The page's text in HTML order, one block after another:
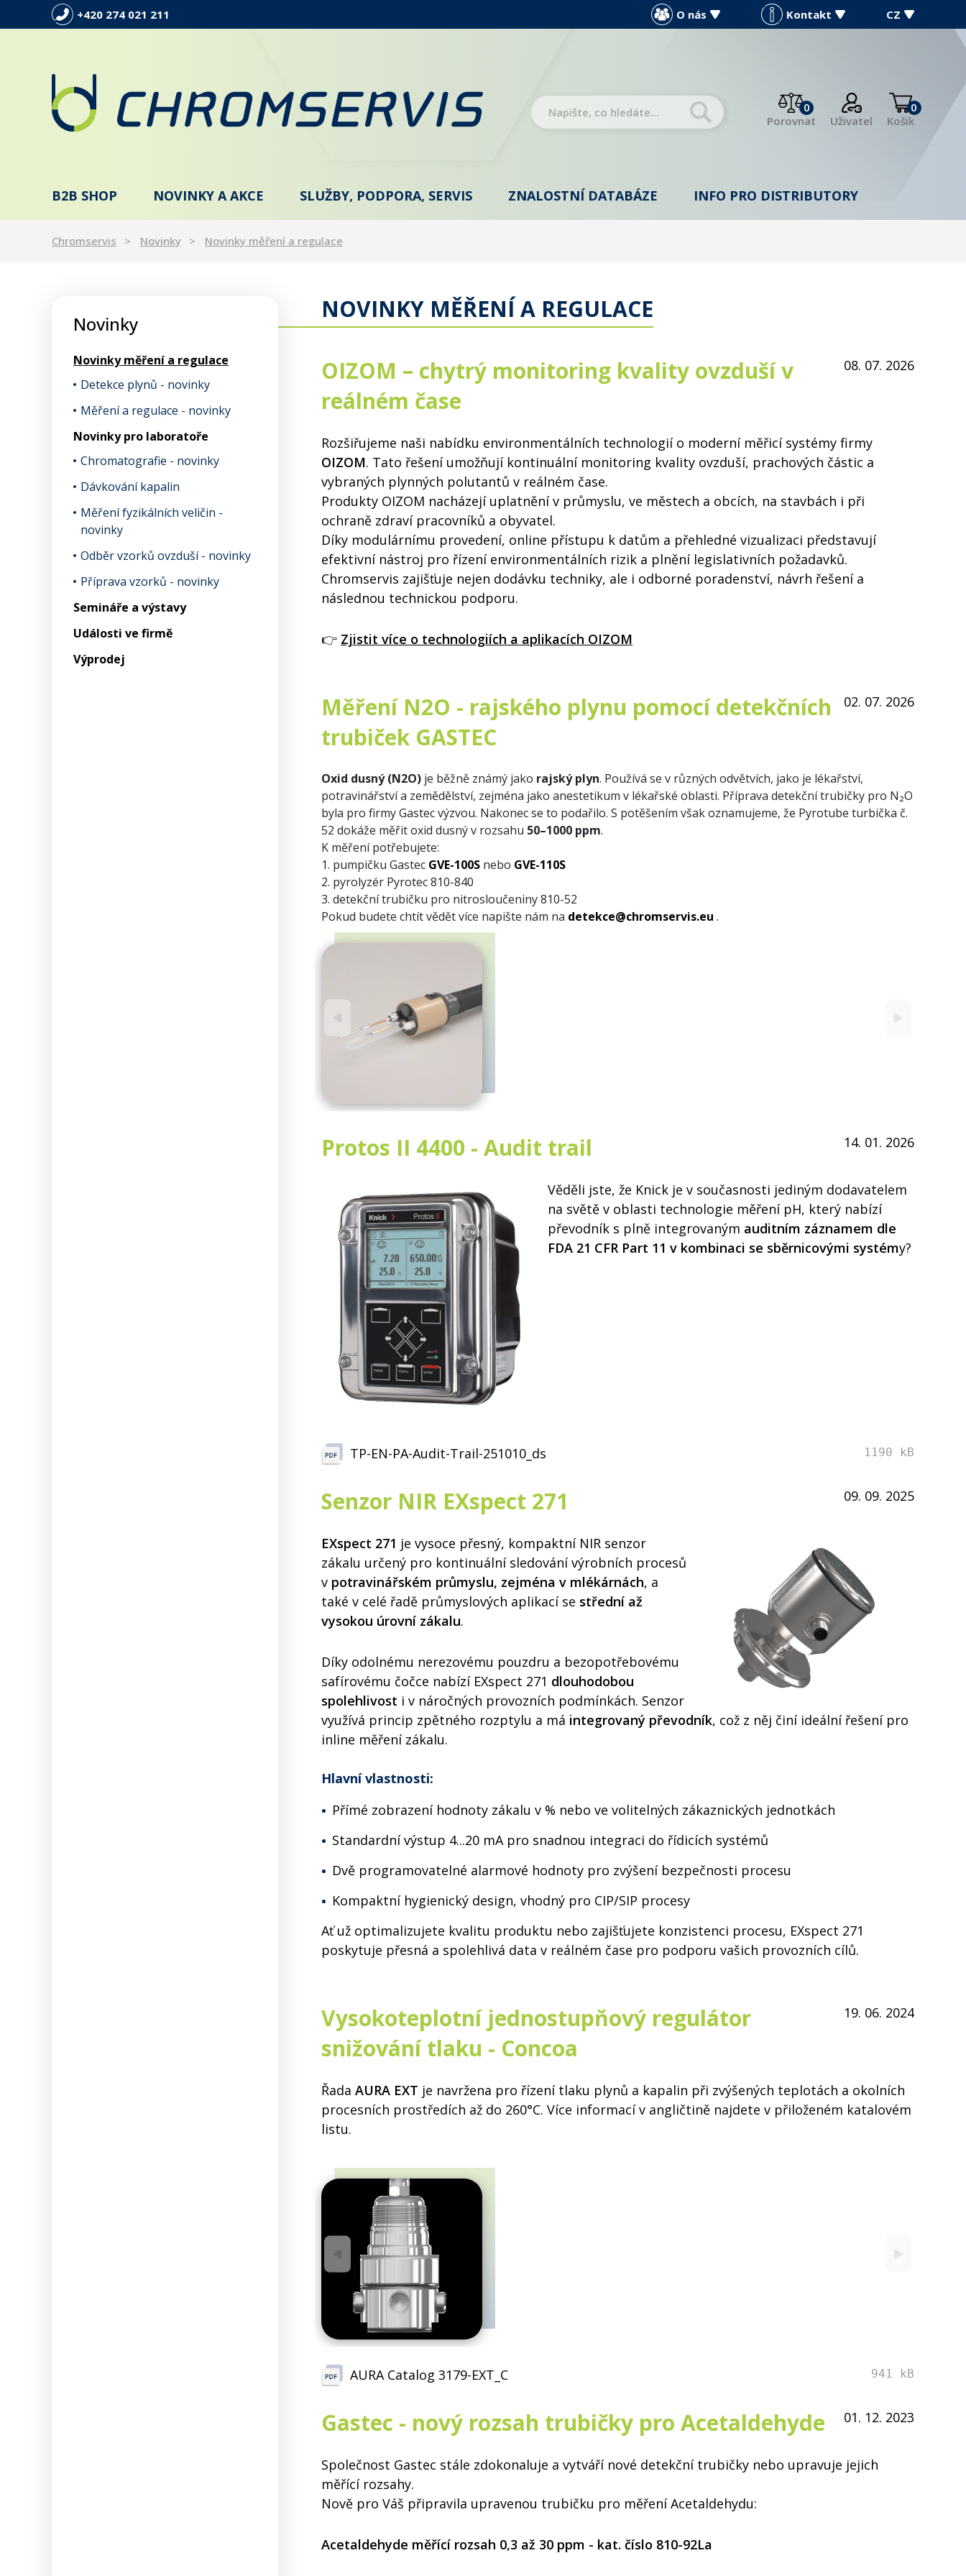
+420 274 021 211 O nás Kontakt CZ
0
Porovnat
Uživatel
0
Košík
B2B SHOP NOVINKY A AKCE SLUŽBY, PODPORA, SERVIS ZNALOSTNÍ DATABÁZE INFO PRO DISTRIBUTORY
Chromservis Novinky Novinky měření a regulace
Novinky
Novinky měření a regulace
Detekce plynů - novinky
Měření a regulace - novinky
Novinky pro laboratoře
Chromatografie - novinky
Dávkování kapalin
Měření fyzikálních veličin -
novinky
Odběr vzorků ovzduší - novinky
Příprava vzorků - novinky
Semináře a výstavy
Události ve firmě
Výprodej
NOVINKY MĚŘENÍ A REGULACE
08. 07. 2026
OIZOM – chytrý monitoring kvality ovzduší v
reálném čase
Rozšiřujeme naši nabídku environmentálních technologií o moderní měřicí systémy firmy
OIZOM. Tato řešení umožňují kontinuální monitoring kvality ovzduší, prachových částic a
vybraných plynných polutantů v reálném čase.
Produkty OIZOM nacházejí uplatnění v průmyslu, ve městech a obcích, na stavbách i při
ochraně zdraví pracovníků a obyvatel.
Díky modulárnímu provedení, online přístupu k datům a přehledné vizualizaci představují
efektivní nástroj pro řízení environmentálních rizik a plnění legislativních požadavků.
Chromservis zajišťuje nejen dodávku techniky, ale i odborné poradenství, návrh řešení a
následnou technickou podporu.
👉 Zjistit více o technologiích a aplikacích OIZOM
02. 07. 2026
Měření N2O - rajského plynu pomocí detekčních
trubiček GASTEC
Oxid dusný (N2O) je běžně známý jako rajský plyn. Používá se v různých odvětvích, jako je lékařství,
potravinářství a zemědělství, zejména jako anestetikum v lékařské oblasti. Příprava detekční trubičky pro N₂O
byla pro firmy Gastec výzvou. Nakonec se to podařilo. S potěšením však oznamujeme, že Pyrotube turbička č.
52 dokáže měřit oxid dusný v rozsahu 50–1000 ppm.
K měření potřebujete:
1. pumpičku Gastec GVE-100S nebo GVE-110S
2. pyrolyzér Pyrotec 810-840
3. detekční trubičku pro nitrosloučeniny 810-52
Pokud budete chtít vědět více napište nám na detekce@chromservis.eu .
14. 01. 2026
Protos II 4400 - Audit trail
Věděli jste, že Knick je v současnosti jediným dodavatelem
na světě v oblasti technologie měření pH, který nabízí
převodník s plně integrovaným auditním záznamem dle
FDA 21 CFR Part 11 v kombinaci se sběrnicovými systémy?
TP-EN-PA-Audit-Trail-251010_ds 1190 kB
09. 09. 2025
Senzor NIR EXspect 271
EXspect 271 je vysoce přesný, kompaktní NIR senzor
zákalu určený pro kontinuální sledování výrobních procesů
v potravinářském průmyslu, zejména v mlékárnách, a
také v celé řadě průmyslových aplikací se střední až
vysokou úrovní zákalu.
Díky odolnému nerezovému pouzdru a bezopotřebovému
safírovému čočce nabízí EXspect 271 dlouhodobou
spolehlivost i v náročných provozních podmínkách. Senzor
využívá princip zpětného rozptylu a má integrovaný převodník, což z něj činí ideální řešení pro
inline měření zákalu.
Hlavní vlastnosti:
Přímé zobrazení hodnoty zákalu v % nebo ve volitelných zákaznických jednotkách
Standardní výstup 4...20 mA pro snadnou integraci do řídicích systémů
Dvě programovatelné alarmové hodnoty pro zvýšení bezpečnosti procesu
Kompaktní hygienický design, vhodný pro CIP/SIP procesy
Ať už optimalizujete kvalitu produktu nebo zajišťujete konzistenci procesu, EXspect 271
poskytuje přesná a spolehlivá data v reálném čase pro podporu vašich provozních cílů.
19. 06. 2024
Vysokoteplotní jednostupňový regulátor
snižování tlaku - Concoa
Řada AURA EXT je navržena pro řízení tlaku plynů a kapalin při zvýšených teplotách a okolních
procesních prostředích až do 260°C. Více informací v angličtině najdete v přiloženém katalovém
listu.
AURA Catalog 3179-EXT_C 941 kB
01. 12. 2023
Gastec - nový rozsah trubičky pro Acetaldehyde
Společnost Gastec stále zdokonaluje a vytváří nové detekční trubičky nebo upravuje jejich
měřící rozsahy.
Nově pro Váš připravila upravenou trubičku pro měření Acetaldehydu:
Acetaldehyde měřící rozsah 0,3 až 30 ppm - kat. číslo 810-92La